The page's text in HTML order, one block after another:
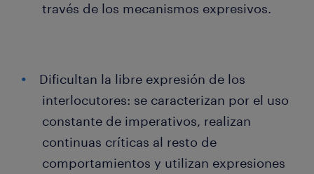
través de los mecanismos expresivos.
Dificultan la libre expresión de los
interlocutores: se caracterizan por el uso
constante de imperativos, realizan
continuas críticas al resto de
comportamientos y utilizan expresiones